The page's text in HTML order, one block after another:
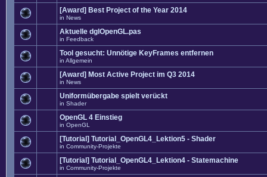
[Award] Best Project of the Year 2014
in News
Aktuelle dglOpenGL.pas
in Feedback
Tool gesucht: Unnötige KeyFrames entfernen
in Allgemein
[Award] Most Active Project im Q3 2014
in News
Uniformübergabe spielt verückt
in Shader
OpenGL 4 Einstieg
in OpenGL
[Tutorial] Tutorial_OpenGL4_Lektion5 - Shader
in Community-Projekte
[Tutorial] Tutorial_OpenGL4_Lektion4 - Statemachine
in Community-Projekte